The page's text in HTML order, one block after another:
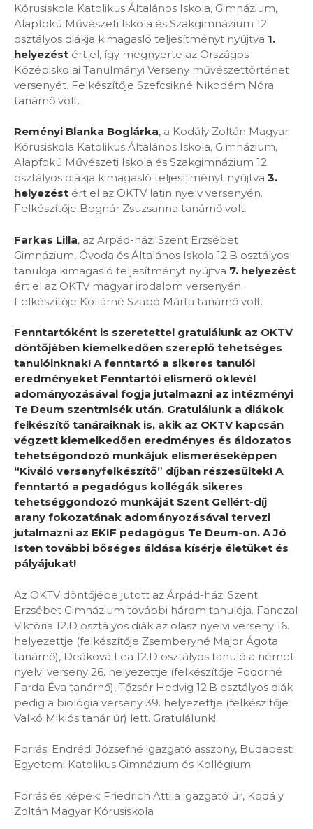
Kórusiskola Katolikus Általános Iskola, Gimnázium,
Alapfokú Művészeti Iskola és Szakgimnázium 12.
osztályos diákja kimagasló teljesítményt nyújtva 1.
helyezést ért el, így megnyerte az Országos
Középiskolai Tanulmányi Verseny művészettörténet
versenyét. Felkészítője Szefcsikné Nikodém Nóra
tanárnő volt.
Reményi Blanka Boglárka, a Kodály Zoltán Magyar
Kórusiskola Katolikus Általános Iskola, Gimnázium,
Alapfokú Művészeti Iskola és Szakgimnázium 12.
osztályos diákja kimagasló teljesítményt nyújtva 3.
helyezést ért el az OKTV latin nyelv versenyén.
Felkészítője Bognár Zsuzsanna tanárnő volt.
Farkas Lilla, az Árpád-házi Szent Erzsébet
Gimnázium, Óvoda és Általános Iskola 12.B osztályos
tanulója kimagasló teljesítményt nyújtva 7. helyezést
ért el az OKTV magyar irodalom versenyén.
Felkészítője Kollárné Szabó Márta tanárnő volt.
Fenntartóként is szeretettel gratulálunk az OKTV
döntőjében kiemelkedően szereplő tehetséges
tanulóinknak! A fenntartó a sikeres tanulói
eredményeket Fenntartói elismerő oklevél
adományozásával fogja jutalmazni az intézményi
Te Deum szentmisék után. Gratulálunk a diákok
felkészítő tanáraiknak is, akik az OKTV kapcsán
végzett kiemelkedően eredményes és áldozatos
tehetségondozó munkájuk elismeréseképpen
“Kiváló versenyfelkészítő” díjban részesültek! A
fenntartó a pegadógus kollégák sikeres
tehetséggondozó munkáját Szent Gellért-díj
arany fokozatának adományozásával tervezi
jutalmazni az EKIF pedagógus Te Deum-on. A Jó
Isten további bőséges áldása kísérje életüket és
pályájukat!
Az OKTV döntőjébe jutott az Árpád-házi Szent
Erzsébet Gimnázium további három tanulója. Fanczal
Viktória 12.D osztályos diák az olasz nyelvi verseny 16.
helyezettje (felkészítője Zsemberyné Major Ágota
tanárnő), Deáková Lea 12.D osztályos tanuló a német
nyelvi verseny 26. helyezettje (felkészítője Fodorné
Farda Éva tanárnő), Tőzsér Hedvig 12.B osztályos diák
pedig a biológia verseny 39. helyezettje (felkészítője
Valkó Miklós tanár úr) lett. Gratulálunk!
Forrás: Endrédi Józsefné igazgató asszony, Budapesti
Egyetemi Katolikus Gimnázium és Kollégium
Forrás és képek: Friedrich Attila igazgató úr, Kodály
Zoltán Magyar Kórusiskola